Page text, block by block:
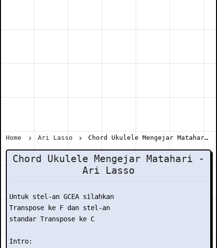
Home Ari Lasso Chord Ukulele Mengejar Matahari - Ari Lasso
Chord Ukulele Mengejar Matahari -
Ari Lasso
Untuk stel-an GCEA silahkan
Transpose ke F dan stel-an
standar Transpose ke C
Intro: